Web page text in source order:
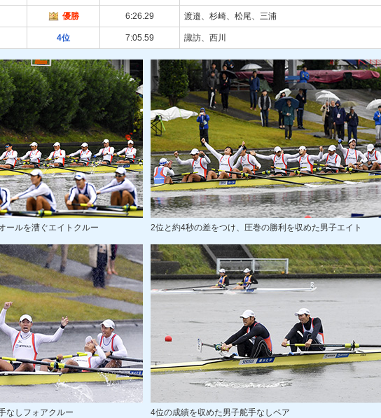
優勝 6:26.29 渡邉、杉崎、松尾、三浦
4位 7:05.59 諏訪、西川
ールを漕ぐエイトクルー 2位と約4秒の差をつけ、圧巻の勝利を収めた男子エイト
なしフォアクルー 4位の成績を収めた男子舵手なしペア